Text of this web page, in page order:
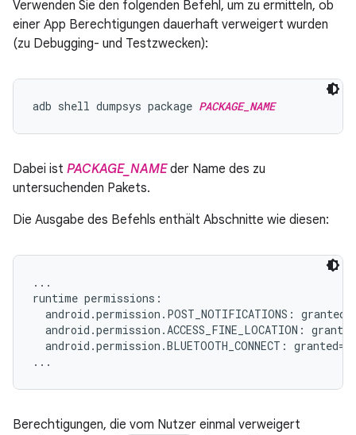
Verwenden Sie den folgenden Befehl, um zu ermitteln, ob
einer App Berechtigungen dauerhaft verweigert wurden
(zu Debugging- und Testzwecken):
adb shell dumpsys package PACKAGE_NAME
Dabei ist PACKAGE_NAMEder Name des zu
untersuchenden Pakets.
Die Ausgabe des Befehls enthält Abschnitte wie diesen:
...
runtime permissions:
android.permission.POST_NOTIFICATIONS:
android.permission.ACCESS_FINE_LOCATION:
android.permission.BLUETOOTH_CONNECT:
Berechtigungen, die vom Nutzer einmal verweigert